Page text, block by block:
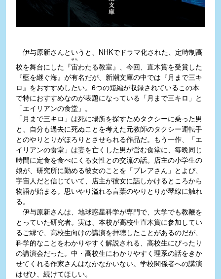
伊与原新さんというと、NHKでドラマ化された、定時制高
校を舞台にした『宙
そら
わたる教室』、今回、直木賞を受賞した
『藍を継ぐ海』が有名だが、新潮文庫の中では『月まで三キ
ロ』をおすすめしたい。6つの短編が収録されているこの本
で特におすすめなのが表題になっている「月まで三キロ」と
「エイリアンの食堂」。
「月まで三キロ」は死に場所を探すためタクシーに乗った男
と、自分も過去に死ぬことを考えた元教師のタクシー運転手
とのやりとりがほろりとさせられる作品だ。もう一作、「エ
イリアンの食堂」は妻を亡くした男が営む食堂に、毎晩同じ
時間に定食を食べにくる女性との交流の話。店主の小学生の
娘が、研究所に勤める彼女のことを「プレアさん」とよび、
宇宙人だと信じていて、店主が彼女に話しかけるところから
物語が始まる。思いやり溢れる言葉のやりとりが琴線に触れ
る。
伊与原新さんは、地球惑星科学が専門で、大学でも教鞭を
とっていた研究者。実は、本校が高校生直木賞に参加してい
るご縁で、高校生向けの講演を拝聴したことがあるのだが、
科学的なことをわかりやすく解説される、高校生にぴったり
の講演会だった。中・高校生にわかりやすく理系の話をきか
せてくれる作家さんはなかなかいない。学校関係者への講演
はぜひ、続けてほしい。